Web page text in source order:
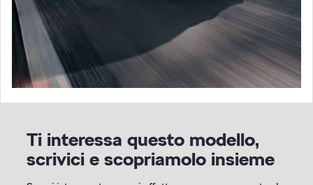
Ti interessa questo modello,
scrivici e scopriamolo insieme